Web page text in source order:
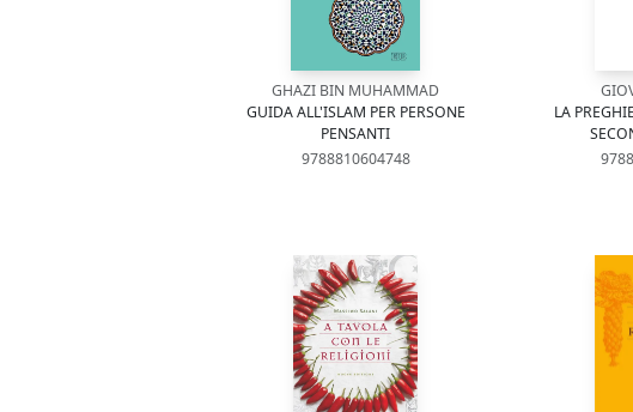
GHAZI BIN MUHAMMAD
GUIDA ALL'ISLAM PER PERSONE
PENSANTI
9788810604748
LA